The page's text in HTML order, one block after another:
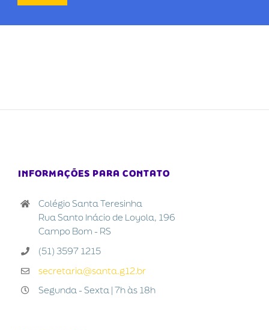
INFORMAÇÕES PARA CONTATO
Colégio Santa Teresinha
Rua Santo Inácio de Loyola, 196
Campo Bom - RS
(51) 3597 1215
secretaria@santa.g12.br
Segunda - Sexta | 7h às 18h